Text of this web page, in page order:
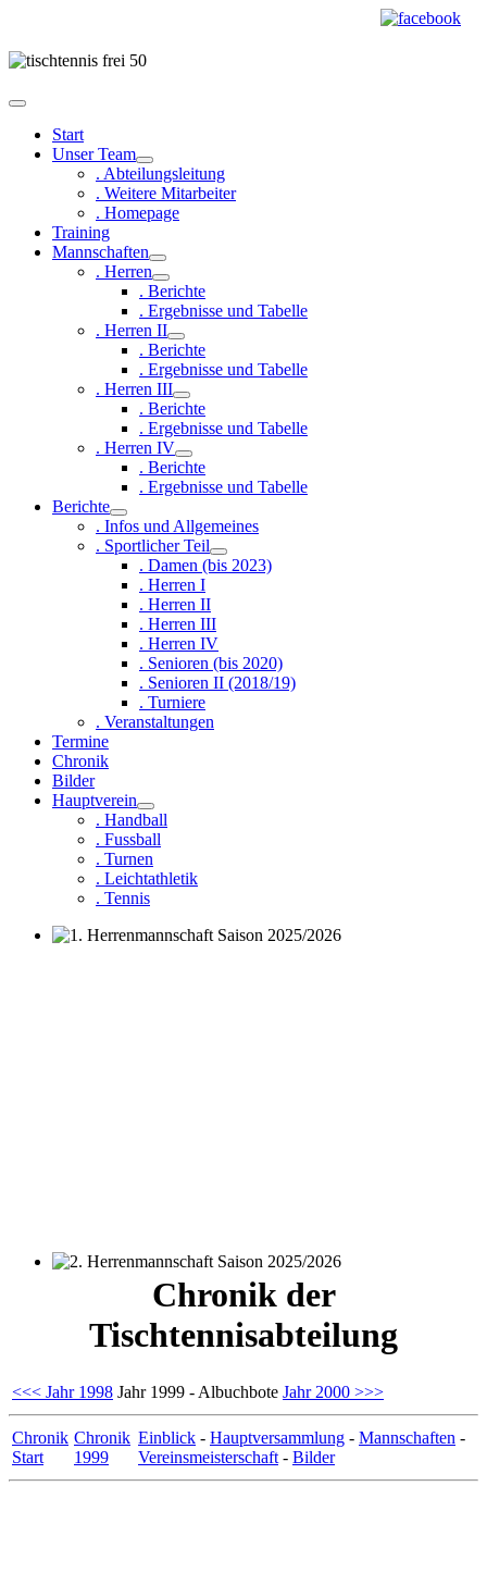
Start
Unser Team
. Abteilungsleitung
. Weitere Mitarbeiter
. Homepage
Training
Mannschaften
. Herren
. Berichte
. Ergebnisse und Tabelle
. Herren II
. Berichte
. Ergebnisse und Tabelle
. Herren III
. Berichte
. Ergebnisse und Tabelle
. Herren IV
. Berichte
. Ergebnisse und Tabelle
Berichte
. Infos und Allgemeines
. Sportlicher Teil
. Damen (bis 2023)
. Herren I
. Herren II
. Herren III
. Herren IV
. Senioren (bis 2020)
. Senioren II (2018/19)
. Turniere
. Veranstaltungen
Termine
Chronik
Bilder
Hauptverein
. Handball
. Fussball
. Turnen
. Leichtathletik
. Tennis
2. Herrenmannschaft Saison 2025/2026
Chronik der
Tischtennisabteilung
<<< Jahr 1998 Jahr 1999 - Albuchbote Jahr 2000 >>>
Chronik
Start
Chronik
1999
Einblick - Hauptversammlung - Mannschaften -
Vereinsmeisterschaft - Bilder